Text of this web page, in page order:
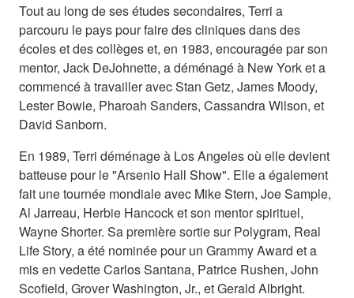
Tout au long de ses études secondaires, Terri a
parcouru le pays pour faire des cliniques dans des
écoles et des collèges et, en 1983, encouragée par son
mentor, Jack DeJohnette, a déménagé à New York et a
commencé à travailler avec Stan Getz, James Moody,
Lester Bowie, Pharoah Sanders, Cassandra Wilson, et
David Sanborn.
En 1989, Terri déménage à Los Angeles où elle devient
batteuse pour le "Arsenio Hall Show". Elle a également
fait une tournée mondiale avec Mike Stern, Joe Sample,
Al Jarreau, Herbie Hancock et son mentor spirituel,
Wayne Shorter. Sa première sortie sur Polygram, Real
Life Story, a été nominée pour un Grammy Award et a
mis en vedette Carlos Santana, Patrice Rushen, John
Scofield, Grover Washington, Jr., et Gerald Albright.